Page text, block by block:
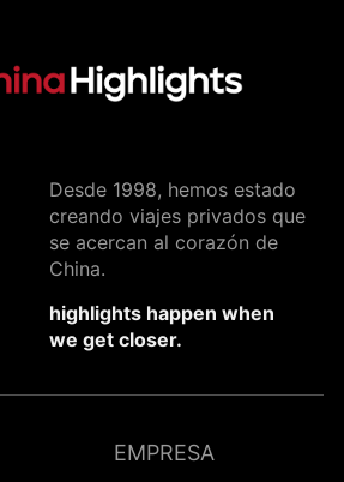
Desde 1998, hemos estado
creando viajes privados que
se acercan al corazón de
China.
highlights happen when
we get closer.
EMPRESA